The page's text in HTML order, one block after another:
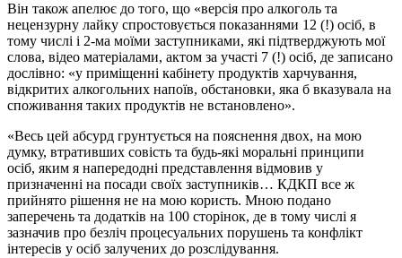
Він також апелює до того, що «версія про алкоголь та
нецензурну лайку спростовується показаннями 12 (!) осіб, в
тому числі і 2-ма моїми заступниками, які підтверджують мої
слова, відео матеріалами, актом за участі 7 (!) осіб, де записано
дослівно: «у приміщенні кабінету продуктів харчування,
відкритих алкогольних напоїв, обстановки, яка б вказувала на
споживання таких продуктів не встановлено».
«Весь цей абсурд грунтується на пояснення двох, на мою
думку, втративших совість та будь-які моральні принципи
осіб, яким я напередодні представлення відмовив у
призначенні на посади своїх заступників… КДКП все ж
прийнято рішення не на мою користь. Мною подано
заперечень та додатків на 100 сторінок, де в тому числі я
зазначив про безліч процесуальних порушень та конфлікт
інтересів у осіб залучених до розслідування.